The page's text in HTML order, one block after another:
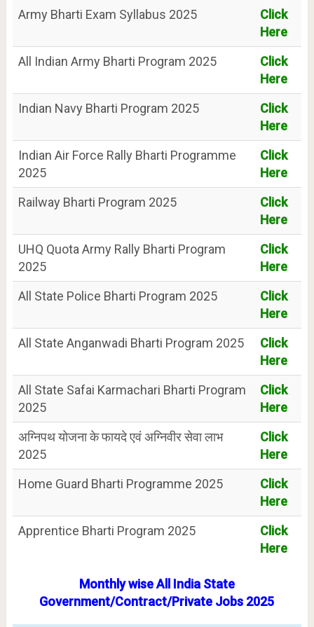
Army Bharti Exam Syllabus 2025
Click
Here
All Indian Army Bharti Program 2025
Click
Here
Indian Navy Bharti Program 2025
Click
Here
Indian Air Force Rally Bharti Programme
2025
Click
Here
Railway Bharti Program 2025
Click
Here
UHQ Quota Army Rally Bharti Program
2025
Click
Here
All State Police Bharti Program 2025
Click
Here
All State Anganwadi Bharti Program 2025
Click
Here
All State Safai Karmachari Bharti Program
2025
Click
Here
अग्निपथ योजना के फायदे एवं अग्निवीर सेवा लाभ
2025
Click
Here
Home Guard Bharti Programme 2025
Click
Here
Apprentice Bharti Program 2025
Click
Here
Monthly wise All India State
Government/Contract/Private Jobs 2025